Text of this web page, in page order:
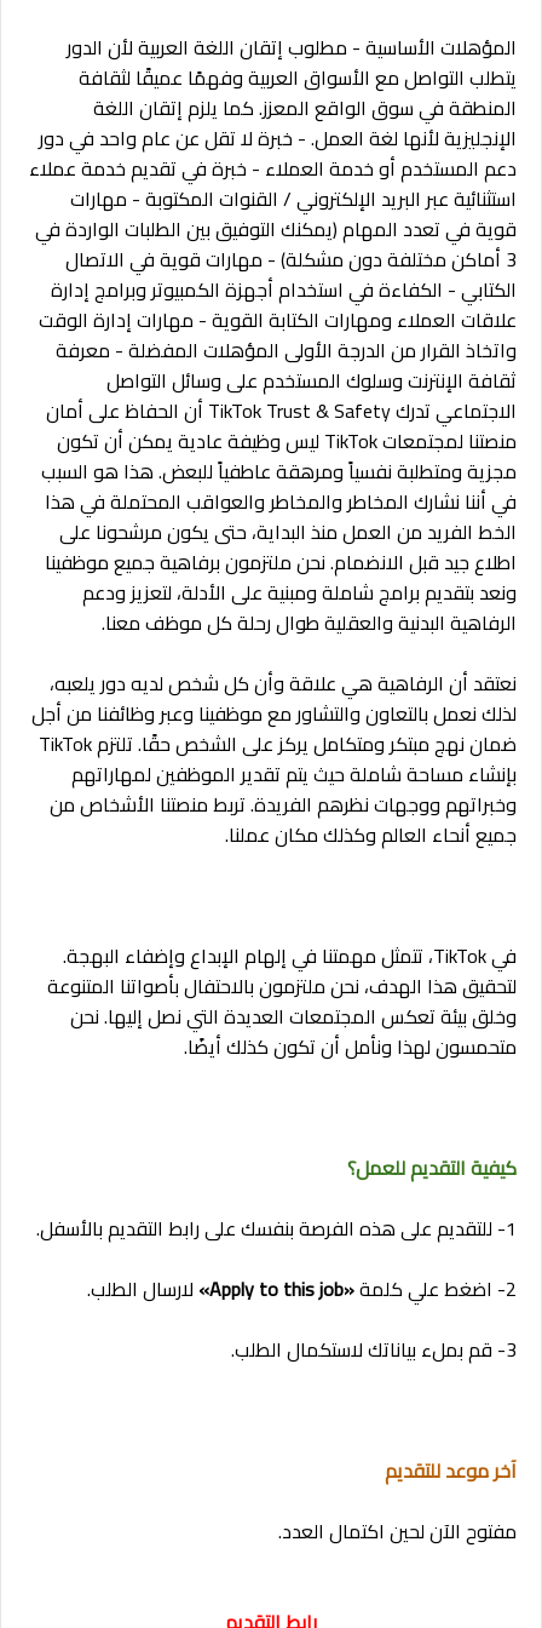
المؤهلات الأساسية - مطلوب إتقان اللغة العربية لأن الدور
يتطلب التواصل مع الأسواق العربية وفهمًا عميقًا لثقافة
المنطقة في سوق الواقع المعزز. كما يلزم إتقان اللغة
الإنجليزية لأنها لغة العمل. - خبرة لا تقل عن عام واحد في دور
دعم المستخدم أو خدمة العملاء - خبرة في تقديم خدمة عملاء
استثنائية عبر البريد الإلكتروني / القنوات المكتوبة - مهارات
قوية في تعدد المهام (يمكنك التوفيق بين الطلبات الواردة في
3 أماكن مختلفة دون مشكلة) - مهارات قوية في الاتصال
الكتابي - الكفاءة في استخدام أجهزة الكمبيوتر وبرامج إدارة
علاقات العملاء ومهارات الكتابة القوية - مهارات إدارة الوقت
واتخاذ القرار من الدرجة الأولى المؤهلات المفضلة - معرفة
ثقافة الإنترنت وسلوك المستخدم على وسائل التواصل
الاجتماعي تدرك TikTok Trust & Safety أن الحفاظ على أمان
منصتنا لمجتمعات TikTok ليس وظيفة عادية يمكن أن تكون
مجزية ومتطلبة نفسياً ومرهقة عاطفياً للبعض. هذا هو السبب
في أننا نشارك المخاطر والمخاطر والعواقب المحتملة في هذا
الخط الفريد من العمل منذ البداية، حتى يكون مرشحونا على
اطلاع جيد قبل الانضمام. نحن ملتزمون برفاهية جميع موظفينا
ونعد بتقديم برامج شاملة ومبنية على الأدلة، لتعزيز ودعم
الرفاهية البدنية والعقلية طوال رحلة كل موظف معنا.
نعتقد أن الرفاهية هي علاقة وأن كل شخص لديه دور يلعبه،
لذلك نعمل بالتعاون والتشاور مع موظفينا وعبر وظائفنا من أجل
ضمان نهج مبتكر ومتكامل يركز على الشخص حقًا. تلتزم TikTok
بإنشاء مساحة شاملة حيث يتم تقدير الموظفين لمهاراتهم
وخبراتهم ووجهات نظرهم الفريدة. تربط منصتنا الأشخاص من
جميع أنحاء العالم وكذلك مكان عملنا.
في TikTok، تتمثل مهمتنا في إلهام الإبداع وإضفاء البهجة.
لتحقيق هذا الهدف، نحن ملتزمون بالاحتفال بأصواتنا المتنوعة
وخلق بيئة تعكس المجتمعات العديدة التي نصل إليها. نحن
متحمسون لهذا ونأمل أن تكون كذلك أيضًا.
كيفية التقديم للعمل؟
1- للتقديم على هذه الفرصة بنفسك على رابط التقديم
بالأسفل.
2- اضغط علي كلمة
«Apply to this job»
لارسال الطلب.
3- قم بملء بياناتك لاستكمال الطلب.
آخر موعد للتقديم
مفتوح الآن لحين اكتمال العدد.